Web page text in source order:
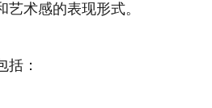
术感的表现形式。
括：